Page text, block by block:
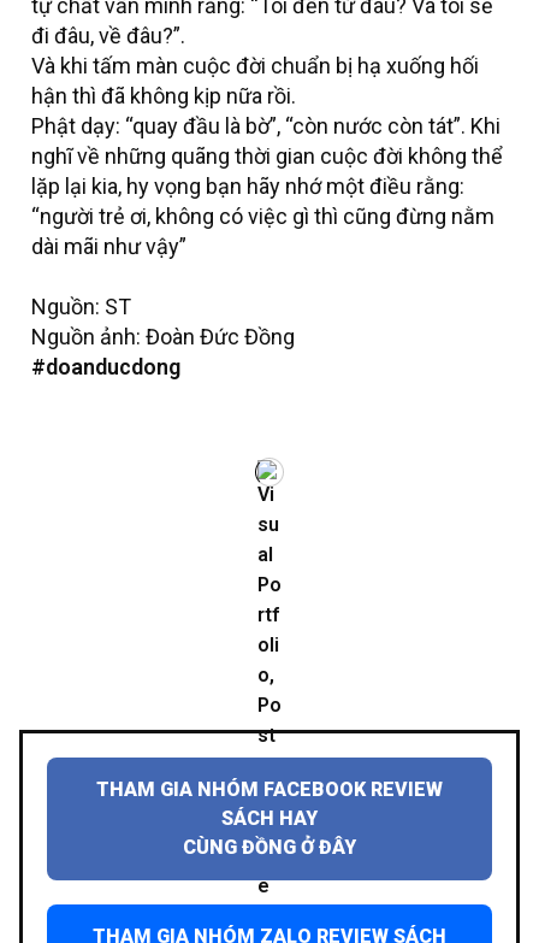
tự chất vấn mình rằng: “Tôi đến từ đâu? Và tôi sẽ
đi đâu, về đâu?”.
Và khi tấm màn cuộc đời chuẩn bị hạ xuống hối
hận thì đã không kịp nữa rồi.
Phật dạy: “quay đầu là bờ”, “còn nước còn tát”. Khi
nghĩ về những quãng thời gian cuộc đời không thể
lặp lại kia, hy vọng bạn hãy nhớ một điều rằng:
“người trẻ ơi, không có việc gì thì cũng đừng nằm
dài mãi như vậy”
Nguồn: ST
Nguồn ảnh: Đoàn Đức Đồng
#doanducdong
THAM GIA NHÓM FACEBOOK REVIEW
SÁCH HAY
CÙNG ĐỒNG Ở ĐÂY
THAM GIA NHÓM ZALO REVIEW SÁCH